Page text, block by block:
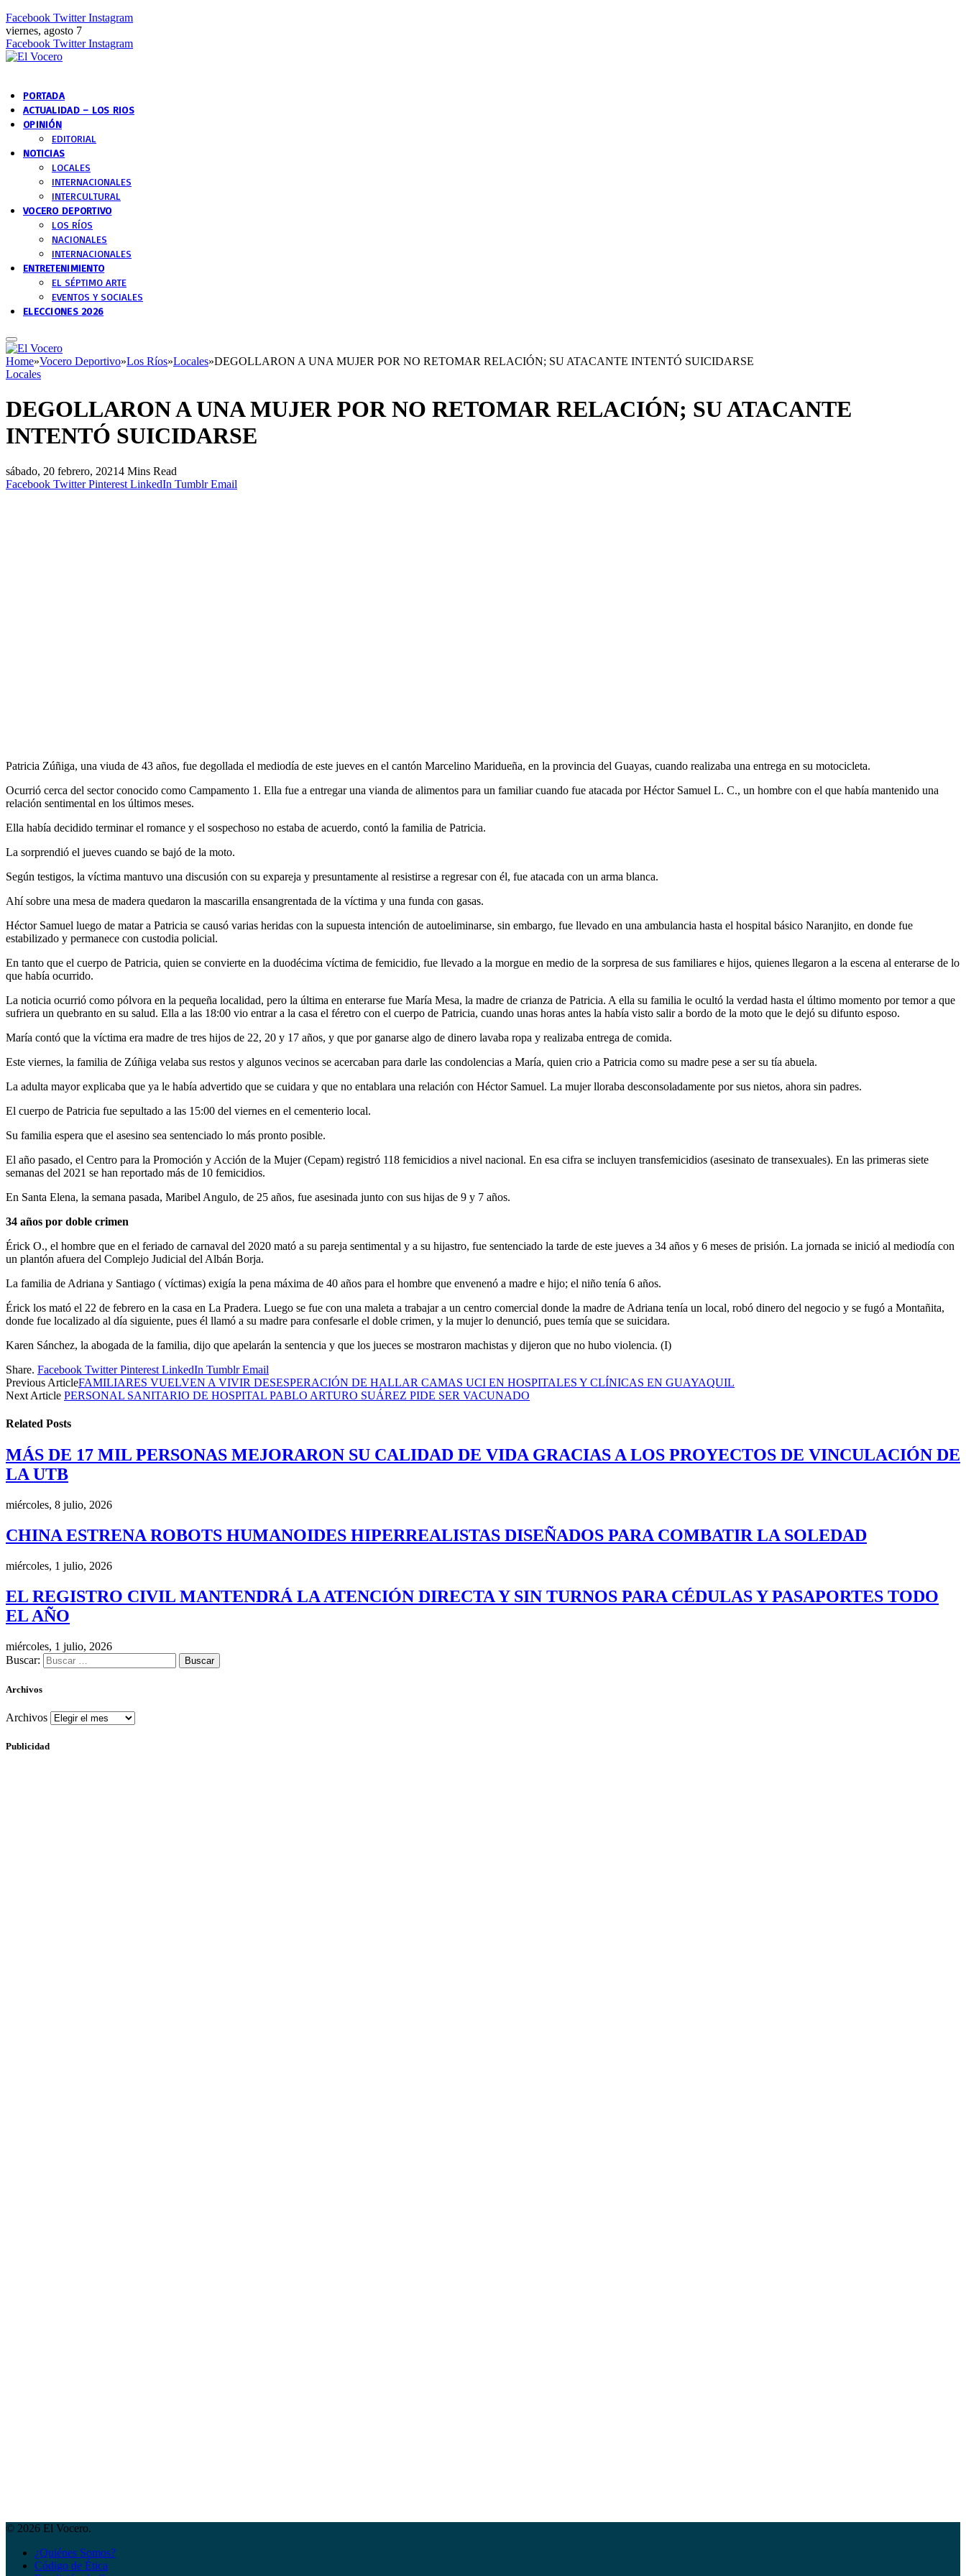
Facebook Twitter Instagram
viernes, agosto 7
Facebook Twitter Instagram
PORTADA
ACTUALIDAD – LOS RIOS
OPINIÓN
EDITORIAL
NOTICIAS
LOCALES
INTERNACIONALES
INTERCULTURAL
VOCERO DEPORTIVO
LOS RÍOS
NACIONALES
INTERNACIONALES
ENTRETENIMIENTO
EL SÉPTIMO ARTE
EVENTOS Y SOCIALES
ELECCIONES 2026
Home»Vocero Deportivo»Los Ríos»Locales»DEGOLLARON A UNA MUJER POR NO RETOMAR RELACIÓN; SU ATACANTE INTENTÓ SUICIDARSE
Locales
DEGOLLARON A UNA MUJER POR NO RETOMAR RELACIÓN; SU ATACANTE
INTENTÓ SUICIDARSE
sábado, 20 febrero, 20214 Mins Read
Facebook Twitter Pinterest LinkedIn Tumblr Email
Patricia Zúñiga, una viuda de 43 años, fue degollada el mediodía de este jueves en el cantón Marcelino Maridueña, en la provincia del Guayas, cuando realizaba una entrega en su motocicleta.
Ocurrió cerca del sector conocido como Campamento 1. Ella fue a entregar una vianda de alimentos para un familiar cuando fue atacada por Héctor Samuel L. C., un hombre con el que había mantenido una
relación sentimental en los últimos meses.
Ella había decidido terminar el romance y el sospechoso no estaba de acuerdo, contó la familia de Patricia.
La sorprendió el jueves cuando se bajó de la moto.
Según testigos, la víctima mantuvo una discusión con su expareja y presuntamente al resistirse a regresar con él, fue atacada con un arma blanca.
Ahí sobre una mesa de madera quedaron la mascarilla ensangrentada de la víctima y una funda con gasas.
Héctor Samuel luego de matar a Patricia se causó varias heridas con la supuesta intención de autoeliminarse, sin embargo, fue llevado en una ambulancia hasta el hospital básico Naranjito, en donde fue
estabilizado y permanece con custodia policial.
En tanto que el cuerpo de Patricia, quien se convierte en la duodécima víctima de femicidio, fue llevado a la morgue en medio de la sorpresa de sus familiares e hijos, quienes llegaron a la escena al enterarse de lo
que había ocurrido.
La noticia ocurrió como pólvora en la pequeña localidad, pero la última en enterarse fue María Mesa, la madre de crianza de Patricia. A ella su familia le ocultó la verdad hasta el último momento por temor a que
sufriera un quebranto en su salud. Ella a las 18:00 vio entrar a la casa el féretro con el cuerpo de Patricia, cuando unas horas antes la había visto salir a bordo de la moto que le dejó su difunto esposo.
María contó que la víctima era madre de tres hijos de 22, 20 y 17 años, y que por ganarse algo de dinero lavaba ropa y realizaba entrega de comida.
Este viernes, la familia de Zúñiga velaba sus restos y algunos vecinos se acercaban para darle las condolencias a María, quien crio a Patricia como su madre pese a ser su tía abuela.
La adulta mayor explicaba que ya le había advertido que se cuidara y que no entablara una relación con Héctor Samuel. La mujer lloraba desconsoladamente por sus nietos, ahora sin padres.
El cuerpo de Patricia fue sepultado a las 15:00 del viernes en el cementerio local.
Su familia espera que el asesino sea sentenciado lo más pronto posible.
El año pasado, el Centro para la Promoción y Acción de la Mujer (Cepam) registró 118 femicidios a nivel nacional. En esa cifra se incluyen transfemicidios (asesinato de transexuales). En las primeras siete
semanas del 2021 se han reportado más de 10 femicidios.
En Santa Elena, la semana pasada, Maribel Angulo, de 25 años, fue asesinada junto con sus hijas de 9 y 7 años.
34 años por doble crimen
Érick O., el hombre que en el feriado de carnaval del 2020 mató a su pareja sentimental y a su hijastro, fue sentenciado la tarde de este jueves a 34 años y 6 meses de prisión. La jornada se inició al mediodía con
un plantón afuera del Complejo Judicial del Albán Borja.
La familia de Adriana y Santiago ( víctimas) exigía la pena máxima de 40 años para el hombre que envenenó a madre e hijo; el niño tenía 6 años.
Érick los mató el 22 de febrero en la casa en La Pradera. Luego se fue con una maleta a trabajar a un centro comercial donde la madre de Adriana tenía un local, robó dinero del negocio y se fugó a Montañita,
donde fue localizado al día siguiente, pues él llamó a su madre para confesarle el doble crimen, y la mujer lo denunció, pues temía que se suicidara.
Karen Sánchez, la abogada de la familia, dijo que apelarán la sentencia y que los jueces se mostraron machistas y dijeron que no hubo violencia. (I)
Share. Facebook Twitter Pinterest LinkedIn Tumblr Email
Previous ArticleFAMILIARES VUELVEN A VIVIR DESESPERACIÓN DE HALLAR CAMAS UCI EN HOSPITALES Y CLÍNICAS EN GUAYAQUIL
Next Article PERSONAL SANITARIO DE HOSPITAL PABLO ARTURO SUÁREZ PIDE SER VACUNADO
Related Posts
MÁS DE 17 MIL PERSONAS MEJORARON SU CALIDAD DE VIDA GRACIAS A LOS PROYECTOS DE VINCULACIÓN DE
LA UTB
miércoles, 8 julio, 2026
CHINA ESTRENA ROBOTS HUMANOIDES HIPERREALISTAS DISEÑADOS PARA COMBATIR LA SOLEDAD
miércoles, 1 julio, 2026
EL REGISTRO CIVIL MANTENDRÁ LA ATENCIÓN DIRECTA Y SIN TURNOS PARA CÉDULAS Y PASAPORTES TODO
EL AÑO
miércoles, 1 julio, 2026
Buscar:
Archivos
Archivos
Publicidad
© 2026 El Vocero.
¿Quiénes Somos?
Código de Ética